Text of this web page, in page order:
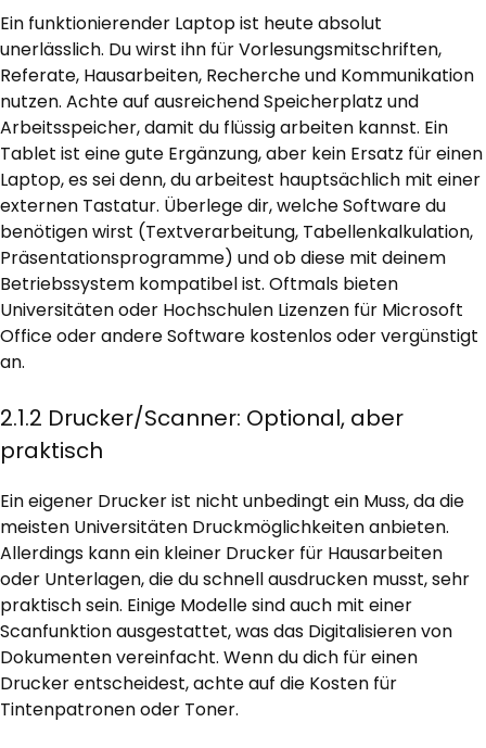
Ein funktionierender Laptop ist heute absolut
unerlässlich. Du wirst ihn für Vorlesungsmitschriften,
Referate, Hausarbeiten, Recherche und Kommunikation
nutzen. Achte auf ausreichend Speicherplatz und
Arbeitsspeicher, damit du flüssig arbeiten kannst. Ein
Tablet ist eine gute Ergänzung, aber kein Ersatz für einen
Laptop, es sei denn, du arbeitest hauptsächlich mit einer
externen Tastatur. Überlege dir, welche Software du
benötigen wirst (Textverarbeitung, Tabellenkalkulation,
Präsentationsprogramme) und ob diese mit deinem
Betriebssystem kompatibel ist. Oftmals bieten
Universitäten oder Hochschulen Lizenzen für Microsoft
Office oder andere Software kostenlos oder vergünstigt
an.
2.1.2 Drucker/Scanner: Optional, aber
praktisch
Ein eigener Drucker ist nicht unbedingt ein Muss, da die
meisten Universitäten Druckmöglichkeiten anbieten.
Allerdings kann ein kleiner Drucker für Hausarbeiten
oder Unterlagen, die du schnell ausdrucken musst, sehr
praktisch sein. Einige Modelle sind auch mit einer
Scanfunktion ausgestattet, was das Digitalisieren von
Dokumenten vereinfacht. Wenn du dich für einen
Drucker entscheidest, achte auf die Kosten für
Tintenpatronen oder Toner.